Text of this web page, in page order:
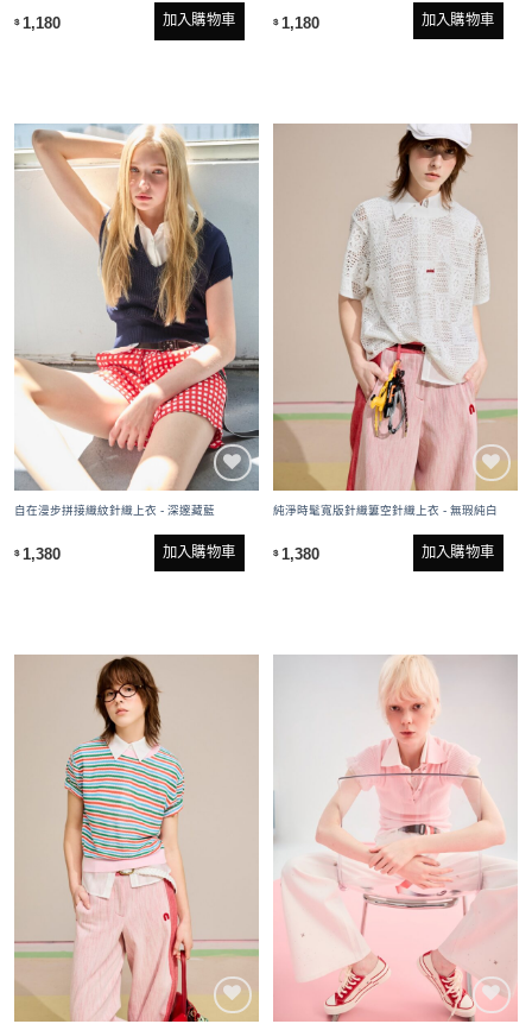
$ 1,180 加入購物車 $ 1,180 加入購物車
自在漫步拼接織紋針織上衣 - 深邃藏藍
$ 1,380 加入購物車
純淨時髦寬版針織簍空針織上衣 - 無瑕純白
$ 1,380 加入購物車